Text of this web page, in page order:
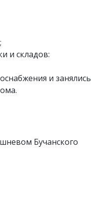
и складов:
и занялись
Бучанского